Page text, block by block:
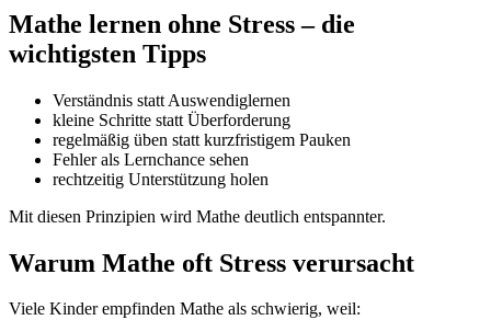
Mathe lernen ohne Stress – die
wichtigsten Tipps
Verständnis statt Auswendiglernen
kleine Schritte statt Überforderung
regelmäßig üben statt kurzfristigem Pauken
Fehler als Lernchance sehen
rechtzeitig Unterstützung holen
Mit diesen Prinzipien wird Mathe deutlich entspannter.
Warum Mathe oft Stress verursacht
Viele Kinder empfinden Mathe als schwierig, weil: